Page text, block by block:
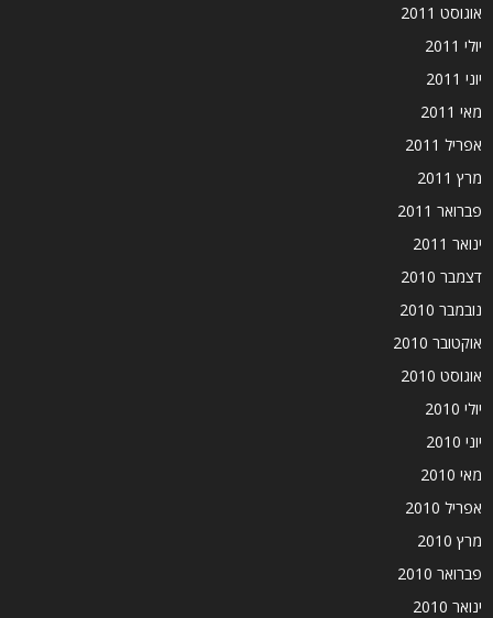
אוגוסט 2011
יולי 2011
יוני 2011
מאי 2011
אפריל 2011
מרץ 2011
פברואר 2011
ינואר 2011
דצמבר 2010
נובמבר 2010
אוקטובר 2010
אוגוסט 2010
יולי 2010
יוני 2010
מאי 2010
אפריל 2010
מרץ 2010
פברואר 2010
ינואר 2010